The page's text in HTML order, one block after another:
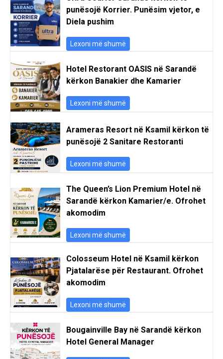
punësojë Korrier. Punësim vjetor, e
Diela pushim
Lexoni më shumë
Hotel Restorant OASIS në Sarandë
kërkon Banakier dhe Kamarier
Lexoni më shumë
Arameras Resort në Ksamil kërkon të
punësojë 2 Sanitare Restoranti
Lexoni më shumë
The Queen’s Lion Premium Hotel në
Sarandë kërkon Kamarier/e. Ofrohet
akomodim
Lexoni më shumë
Colosseum Hotel në Ksamil kërkon
Pjatalarëse për Restaurant. Ofrohet
akomodim
Lexoni më shumë
Bougainville Bay në Sarandë kërkon
Hotel General Manager